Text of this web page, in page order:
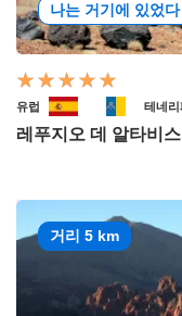
나는 거기에 있었다
유럽 테네리
레푸지오 데 알타비
거리 5 km